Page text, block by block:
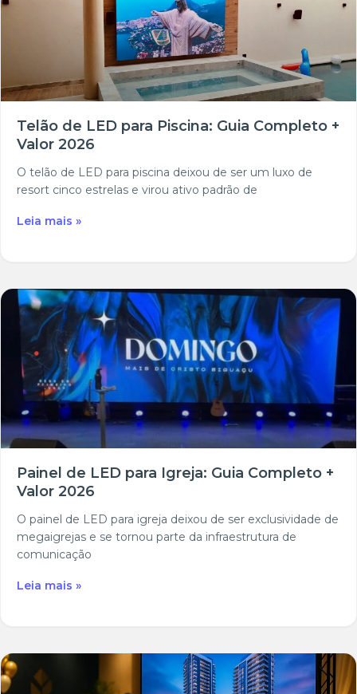
Telão de LED para Piscina: Guia Completo +
Valor 2026
O telão de LED para piscina deixou de ser um luxo de
resort cinco estrelas e virou ativo padrão de
Leia mais »
Painel de LED para Igreja: Guia Completo +
Valor 2026
O painel de LED para igreja deixou de ser exclusividade de
megaigrejas e se tornou parte da infraestrutura de
comunicação
Leia mais »